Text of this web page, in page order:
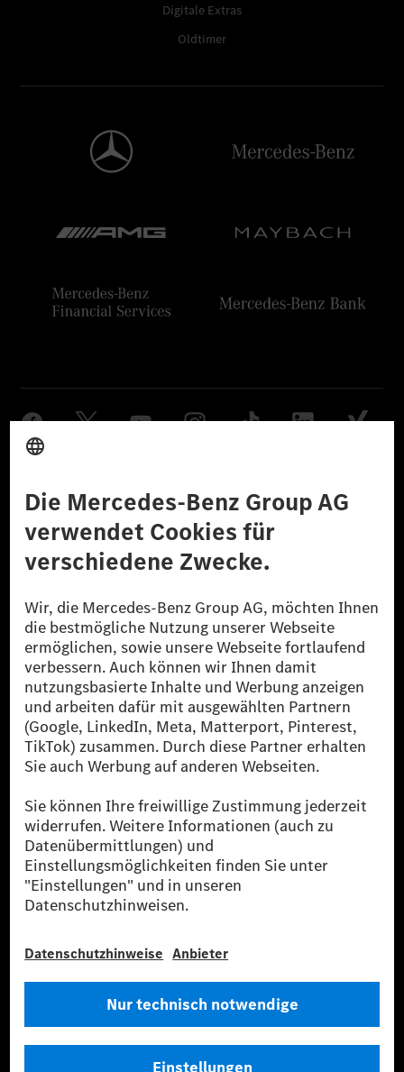
Digitale Extras
Oldtimer
Datenschutz Lizenzhinweise Dritter Barrierefreiheit
© 2026 Mercedes-Benz Group AG. Alle Rechte vorbehalten.
[1] Bilanziell CO₂-neutral bedeutet, dass nicht vermiedene oder nicht
reduzierte CO₂-Emissionen bei der Mercedes-Benz Group durch
zertifizierte Ausgleichsprojekte kompensiert werden.
[2] Renewable Charging ist ein integraler Bestandteil von MB.CHARGE
Public in Europa, den USA, Kanada und China. Sofern an der jeweiligen
Ladestation noch kein Strom aus erneuerbaren Energien vorliegt,
verwendet Renewable Charging Grünstromzertifikate*. Diese stellen
sicher, dass für Ladevorgänge über MB.CHARGE Public eine äquivalente
Strommenge aus erneuerbaren Energien ins Stromnetz eingespeist wird.
* Inkl. EKOenergy Ökolabel
* Die angegebenen Werte wurden nach dem vorgeschriebenen
Messverfahren WLTP (Worldwide harmonised Light vehicles Test
Procedure) ermittelt. Die angegebenen Spannweiten beziehen sich auf
den europäischen Markt. Der Energieverbrauch und der CO₂-Ausstoß
eines Pkw sind nicht nur von der effizienten Ausnutzung des Kraftstoffs
bzw. des Energieträgers durch den Pkw, sondern auch vom Fahrstil und
** Der Stromverbrauch wurde auf der Grundlage der VO 692/2008/EG
Fahrzeugkonfiguration.
*** Angaben zum Stromverbrauch und zur Reichweite sind vorläufig und
wurden intern nach Maßgabe der Zertifizierungsmethode „WLTP-